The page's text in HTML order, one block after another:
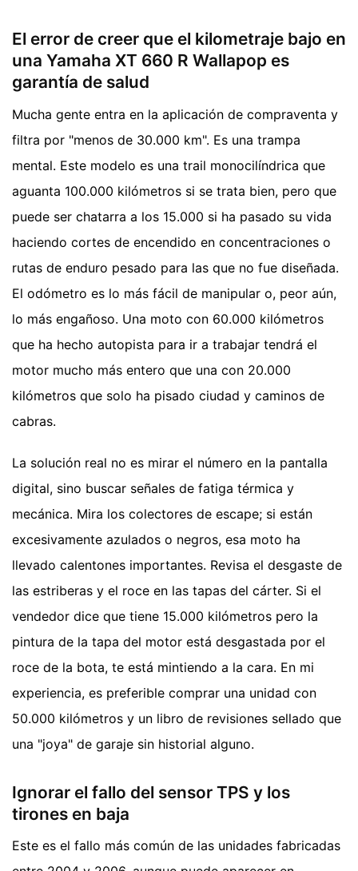
El error de creer que el kilometraje bajo en
una Yamaha XT 660 R Wallapop es
garantía de salud
Mucha gente entra en la aplicación de compraventa y
filtra por "menos de 30.000 km". Es una trampa
mental. Este modelo es una trail monocilíndrica que
aguanta 100.000 kilómetros si se trata bien, pero que
puede ser chatarra a los 15.000 si ha pasado su vida
haciendo cortes de encendido en concentraciones o
rutas de enduro pesado para las que no fue diseñada.
El odómetro es lo más fácil de manipular o, peor aún,
lo más engañoso. Una moto con 60.000 kilómetros
que ha hecho autopista para ir a trabajar tendrá el
motor mucho más entero que una con 20.000
kilómetros que solo ha pisado ciudad y caminos de
cabras.
La solución real no es mirar el número en la pantalla
digital, sino buscar señales de fatiga térmica y
mecánica. Mira los colectores de escape; si están
excesivamente azulados o negros, esa moto ha
llevado calentones importantes. Revisa el desgaste de
las estriberas y el roce en las tapas del cárter. Si el
vendedor dice que tiene 15.000 kilómetros pero la
pintura de la tapa del motor está desgastada por el
roce de la bota, te está mintiendo a la cara. En mi
experiencia, es preferible comprar una unidad con
50.000 kilómetros y un libro de revisiones sellado que
una "joya" de garaje sin historial alguno.
Ignorar el fallo del sensor TPS y los
tirones en baja
Este es el fallo más común de las unidades fabricadas